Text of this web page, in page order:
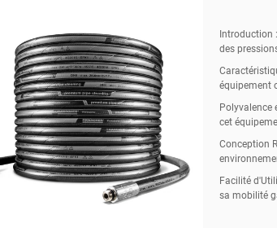
Introduction :
des
équipement
Polyvalence
cet
Conception
Facilité
sa mobilité